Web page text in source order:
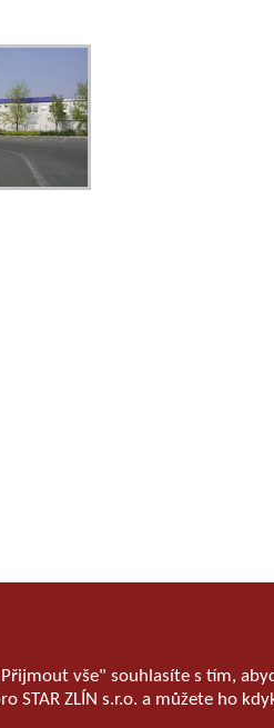
vše" souhlasíte s tím,
STAR ZLÍN s.r.o. a můžete ho